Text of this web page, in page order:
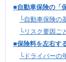
■自動車保険の「
└自動車保険の
└リスク要因ご
■保険料を左右す
└ドライバーの